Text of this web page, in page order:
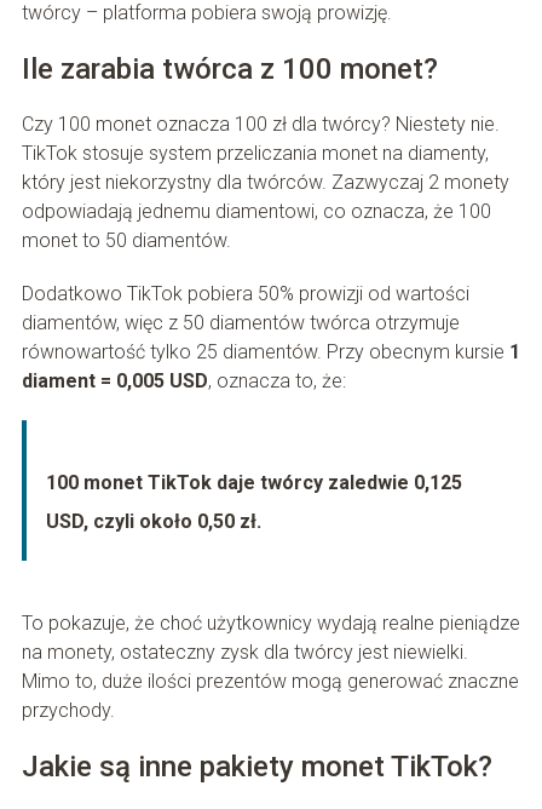
twórcy – platforma pobiera swoją prowizję.
Ile zarabia twórca z 100 monet?
Czy 100 monet oznacza 100 zł dla twórcy? Niestety nie.
TikTok stosuje system przeliczania monet na diamenty,
który jest niekorzystny dla twórców. Zazwyczaj 2 monety
odpowiadają jednemu diamentowi, co oznacza, że 100
monet to 50 diamentów.
Dodatkowo TikTok pobiera 50% prowizji od wartości
diamentów, więc z 50 diamentów twórca otrzymuje
równowartość tylko 25 diamentów. Przy obecnym kursie 1
diament = 0,005 USD, oznacza to, że:
100 monet TikTok daje twórcy zaledwie 0,125
USD, czyli około 0,50 zł.
To pokazuje, że choć użytkownicy wydają realne pieniądze
na monety, ostateczny zysk dla twórcy jest niewielki.
Mimo to, duże ilości prezentów mogą generować znaczne
przychody.
Jakie są inne pakiety monet TikTok?